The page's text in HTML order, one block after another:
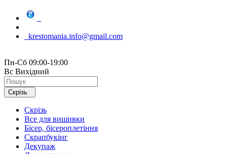
krestomania.info@gmail.com
Пн-Сб 09:00-19:00
Вс Вихідний
Скрізь
Скрізь
Все для вишивки
Бісер, бісероплетіння
Скрапбукінг
Декупаж